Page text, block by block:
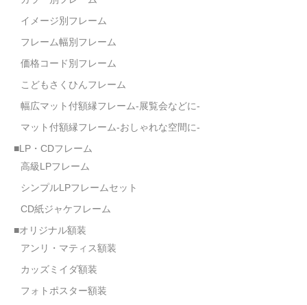
イメージ別フレーム
フレーム幅別フレーム
価格コード別フレーム
こどもさくひんフレーム
幅広マット付額縁フレーム-展覧会などに-
マット付額縁フレーム-おしゃれな空間に-
■LP・CDフレーム
高級LPフレーム
シンプルLPフレームセット
CD紙ジャケフレーム
■オリジナル額装
アンリ・マティス額装
カッズミイダ額装
フォトポスター額装